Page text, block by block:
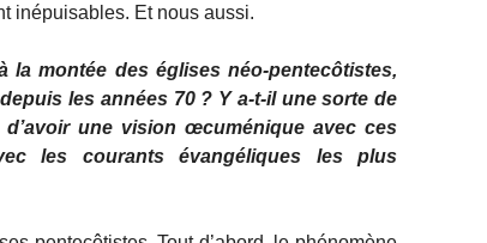
inépuisables. Et nous aussi.
la montée des églises néo-pentecôtistes,
les années 70 ? Y a-t-il une sorte de
une vision œcuménique avec ces
les courants évangéliques les plus